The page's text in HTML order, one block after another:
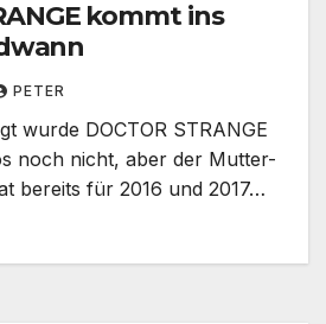
kommt ins
PETER
wurde DOCTOR STRANGE
noch nicht, aber der Mutter-
bereits für 2016 und 2017…